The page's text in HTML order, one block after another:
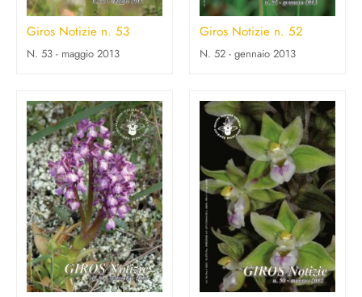
Giros Notizie n. 53
N. 53 - maggio 2013
Giros Notizie n. 52
N. 52 - gennaio 2013